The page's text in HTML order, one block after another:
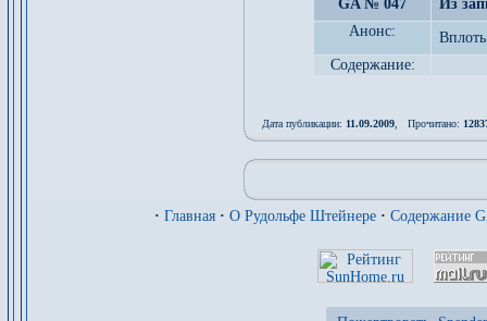
GA № 047
Из
Анонс:
Содержание:
Дата публикации: 11.09.2009, Прочитано:
· Главная · О Рудольфе Штейнере · Содержание